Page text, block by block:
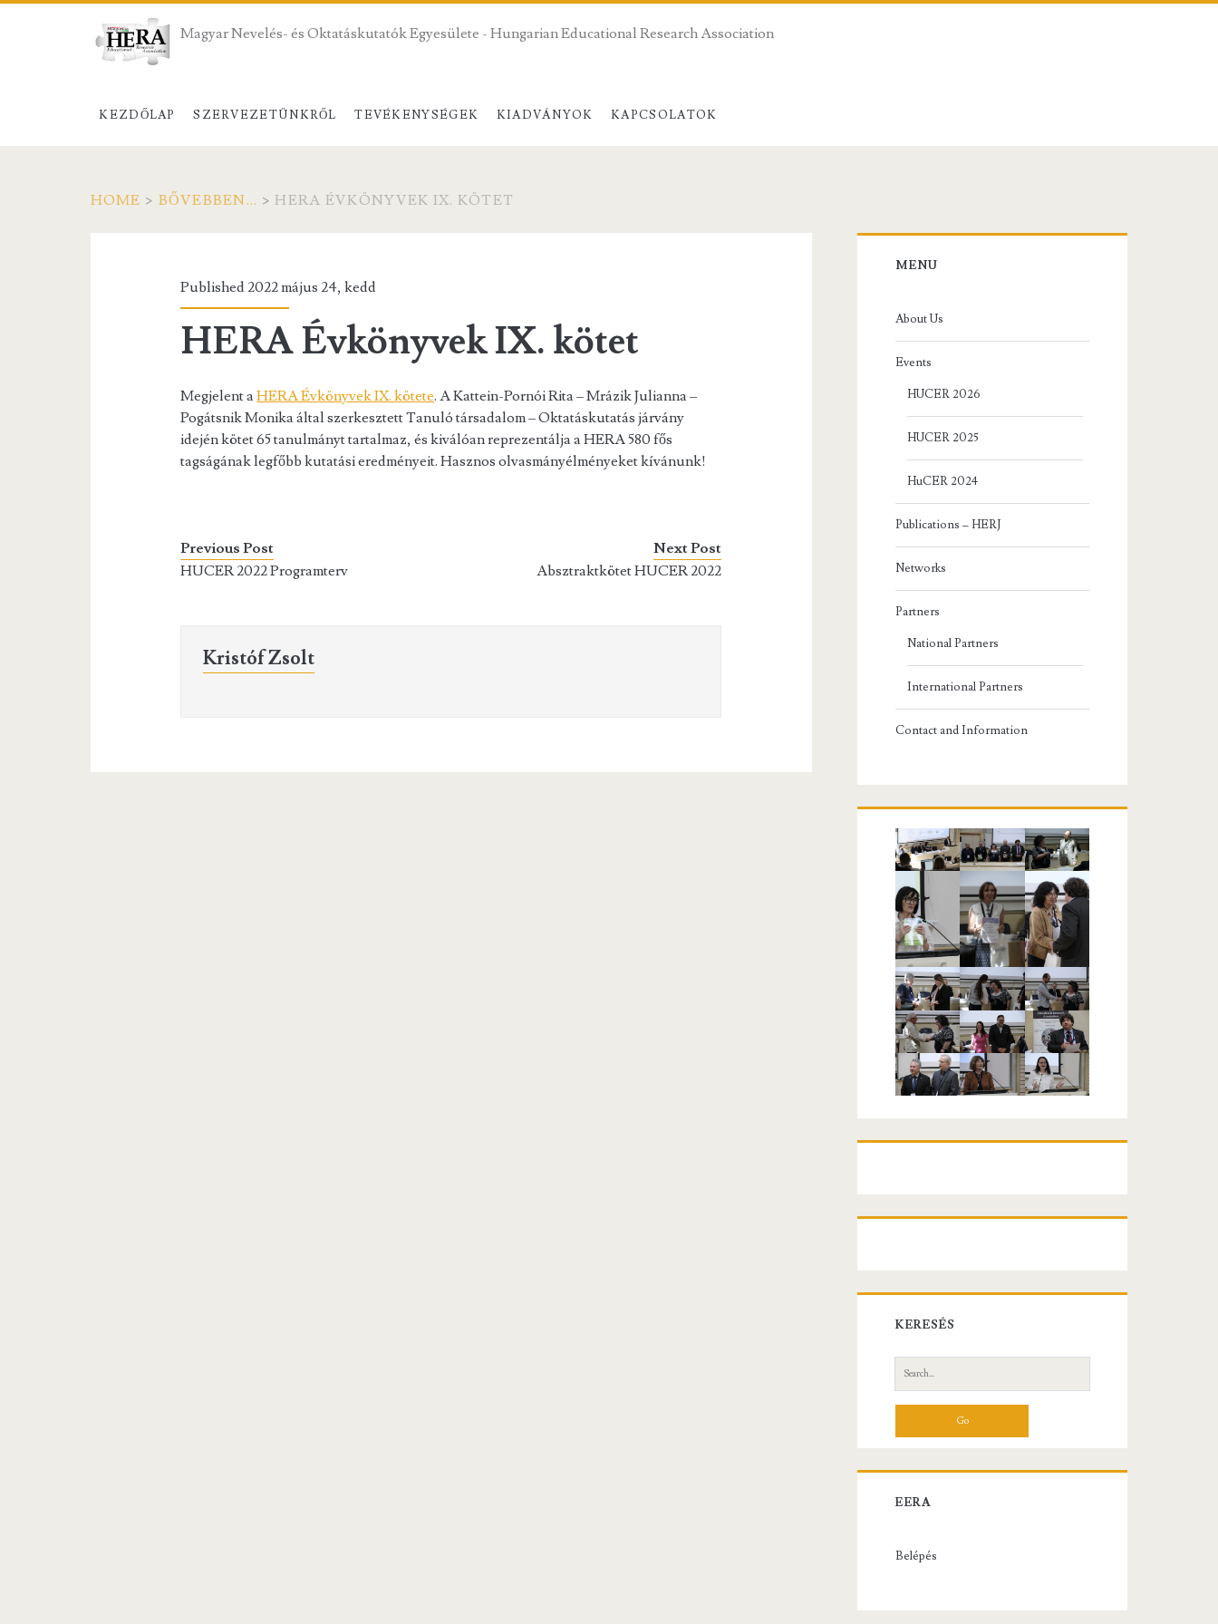
Magyar Nevelés- és Oktatáskutatók Egyesülete - Hungarian Educational Research Association
KEZDŐLAP SZERVEZETÜNKRŐL TEVÉKENYSÉGEK KIADVÁNYOK KAPCSOLATOK
HOME > BŐVEBBEN... > HERA ÉVKÖNYVEK IX. KÖTET
Published 2022 május 24, kedd
HERA Évkönyvek IX. kötet
Megjelent aHERA Évkönyvek IX. kötete. A Kattein-Pornói Rita – Mrázik Julianna –
Pogátsnik Monika által szerkesztett Tanuló társadalom – Oktatáskutatás járvány
idején kötet 65 tanulmányt tartalmaz, és kiválóan reprezentálja a HERA 580 fős
tagságának legfőbb kutatási eredményeit. Hasznos olvasmányélményeket kívánunk!
Previous Post
HUCER 2022 Programterv
Next Post
Absztraktkötet HUCER 2022
Kristóf Zsolt
Primary
MENU
About Us
Events
HUCER 2026
HUCER 2025
HuCER 2024
Publications – HERJ
Networks
Partners
National Partners
International Partners
Contact and Information
KERESÉS
Search
for:
EERA
Belépés